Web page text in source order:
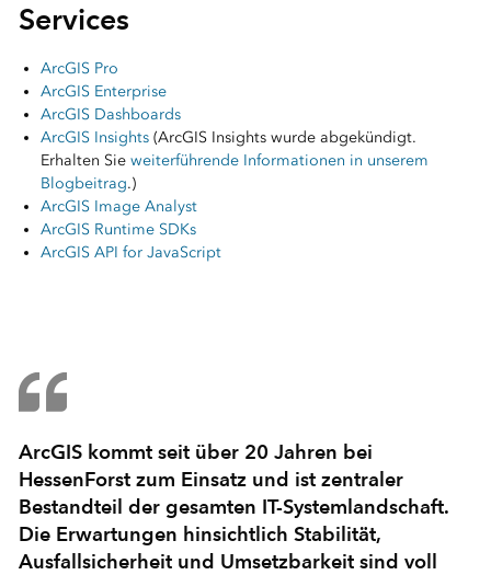
Services
ArcGIS Pro
ArcGIS Enterprise
ArcGIS Dashboards
ArcGIS Insights(ArcGIS Insights wurde abgekündigt.
Erhalten Sie weiterführende Informationen in unserem
Blogbeitrag.)
ArcGIS Image Analyst
ArcGIS Runtime SDKs
ArcGIS API for JavaScript
ArcGIS kommt seit über 20 Jahren bei
HessenForst zum Einsatz und ist zentraler
Bestandteil der gesamten IT-Systemlandschaft.
Die Erwartungen hinsichtlich Stabilität,
Ausfallsicherheit und Umsetzbarkeit sind voll